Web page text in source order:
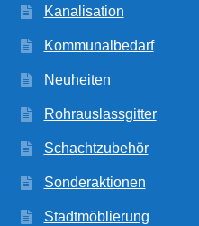
Kanalisation
Kommunalbedarf
Neuheiten
Rohrauslassgitter
Schachtzubehör
Sonderaktionen
Stadtmöblierung